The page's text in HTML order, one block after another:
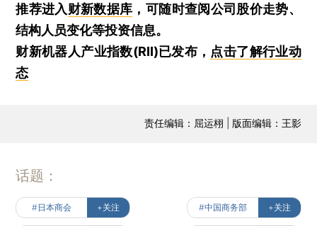
推荐进入财新数据库 ，可随时查阅公司股价走势、
结构人员变化等投资信息。
财新机器人产业指数(RII)已发布， 点击了解行业动
态
责任编辑：屈运栩 | 版面编辑：王影
话题：
#日本商会 +关注 #中国商务部 +关注